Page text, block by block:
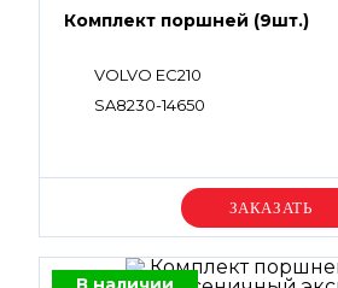
Комплект поршней (9шт.)
VOLVO EC210
SA8230-14650
Уточняйте цену